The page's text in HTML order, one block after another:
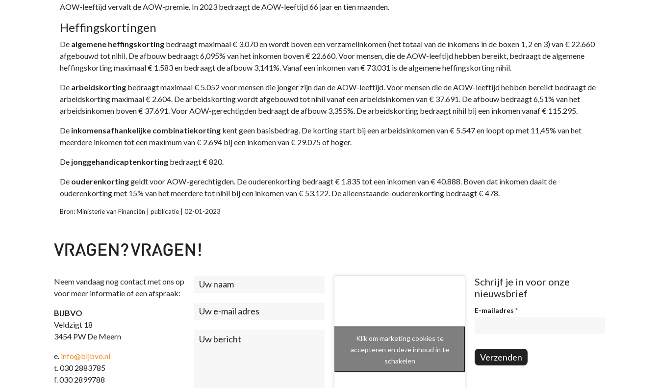
AOW-leeftijd vervalt de AOW-premie. In 2023 bedraagt de AOW-leeftijd 66 jaar en tien maanden.
Heffingskortingen
De algemene heffingskorting bedraagt maximaal € 3.070 en wordt boven een verzamelinkomen (het totaal van de inkomens in de boxen 1, 2 en 3) van € 22.660
afgebouwd tot nihil. De afbouw bedraagt 6,095% van het inkomen boven € 22.660. Voor mensen, die de AOW-leeftijd hebben bereikt, bedraagt de algemene
heffingskorting maximaal € 1.583 en bedraagt de afbouw 3,141%. Vanaf een inkomen van € 73.031 is de algemene heffingskorting nihil.
De arbeidskorting bedraagt maximaal € 5.052 voor mensen die jonger zijn dan de AOW-leeftijd. Voor mensen die de AOW-leeftijd hebben bereikt bedraagt de
arbeidskorting maximaal € 2.604. De arbeidskorting wordt afgebouwd tot nihil vanaf een arbeidsinkomen van € 37.691. De afbouw bedraagt 6,51% van het
arbeidsinkomen boven € 37.691. Voor AOW-gerechtigden bedraagt de afbouw 3,355%. De arbeidskorting bedraagt nihil bij een inkomen vanaf € 115.295.
De inkomensafhankelijke combinatiekorting kent geen basisbedrag. De korting start bij een arbeidsinkomen van € 5.547 en loopt op met 11,45% van het
meerdere inkomen tot een maximum van € 2.694 bij een inkomen van € 29.075 of hoger.
De jonggehandicaptenkorting bedraagt € 820.
De ouderenkortinggeldt voor AOW-gerechtigden. De ouderenkorting bedraagt € 1.835 tot een inkomen van € 40.888. Boven dat inkomen daalt de
ouderenkorting met 15% van het meerdere tot nihil bij een inkomen van € 53.122. De alleenstaande-ouderenkorting bedraagt € 478.
Bron: Ministerie van Financiën | publicatie | 02-01-2023
Neem vandaag nog contact met ons op
voor meer informatie of een afspraak:
BIJBVO
Veldzigt 18
3454 PW De Meern
e. info@bijbvo.nl
t. 030 2883785
f. 030 2899788
Contact
Klik om marketing cookies te
accepteren en deze inhoud in te
schakelen
Schrijf je in voor onze
nieuwsbrief
Nieuwsbrief
E-mailadres *
Verzenden